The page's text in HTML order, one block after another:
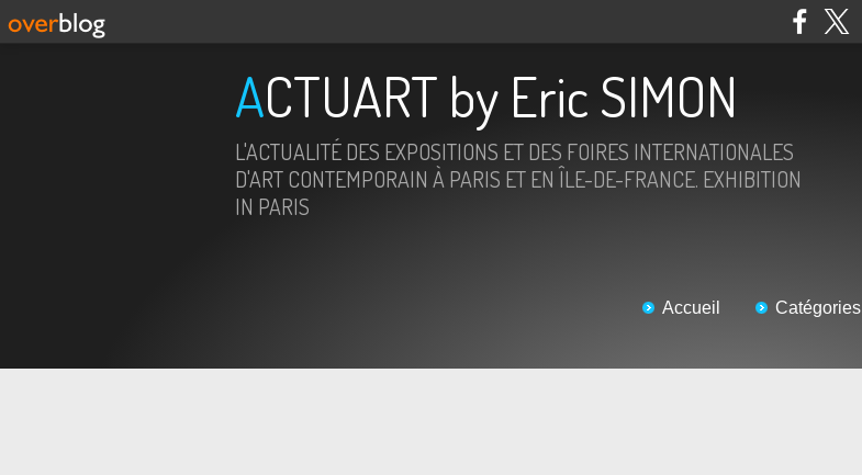
ACTUART by Eric SIMON
L'ACTUALITÉ DES EXPOSITIONS ET DES FOIRES INTERNATIONALES
D'ART CONTEMPORAIN À PARIS ET EN ÎLE-DE-FRANCE. EXHIBITION
IN PARIS
Accueil Catégories